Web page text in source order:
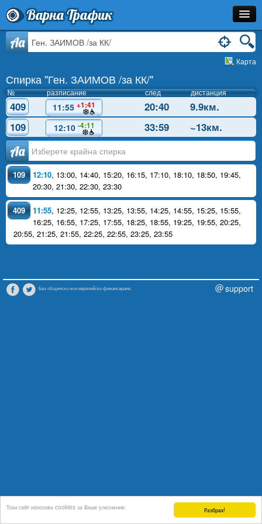
Разбрах!
Този сайт използва cookies за Ваше улеснение.
Варна Трафик
Спирка
Разписание
Как Да Стигна?
Инфо
Aa
Карта
Спирка "Ген. ЗАИМОВ /за КК/"
№ разписание след дистанция
409 11:55 +1:41 20:40
9.9км.
109
12:10 -4:11 33:59 ~13км.
Аа
109 12:10, 13:00, 14:40, 15:20, 16:15, 17:10, 18:10, 18:50, 19:45,
20:30, 21:30, 22:30, 23:30
409 11:55, 12:25, 12:55, 13:25, 13:55, 14:25, 14:55, 15:25, 15:55,
16:25, 16:55, 17:25, 17:55, 18:25, 18:55, 19:25, 19:55, 20:25,
20:55, 21:25, 21:55, 22:25, 22:55, 23:25, 23:55
Без общинско или европейско финансиране. support